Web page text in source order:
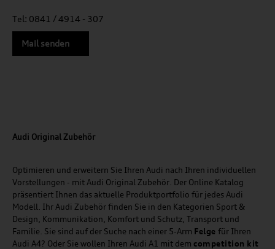
Tel: 0841 / 4914 - 307
Mail senden
Audi Original Zubehör
Optimieren und erweitern Sie Ihren Audi nach Ihren individuellen
Vorstellungen - mit Audi Original Zubehör. Der Online Katalog
präsentiert Ihnen das aktuelle Produktportfolio für jedes Audi
Modell. Ihr Audi Zubehör finden Sie in den Kategorien Sport &
Design, Kommunikation, Komfort und Schutz, Transport und
Familie. Sie sind auf der Suche nach einer 5-Arm Felge für Ihren
Audi A4? Oder Sie wollen Ihren Audi A1 mit dem competition kit